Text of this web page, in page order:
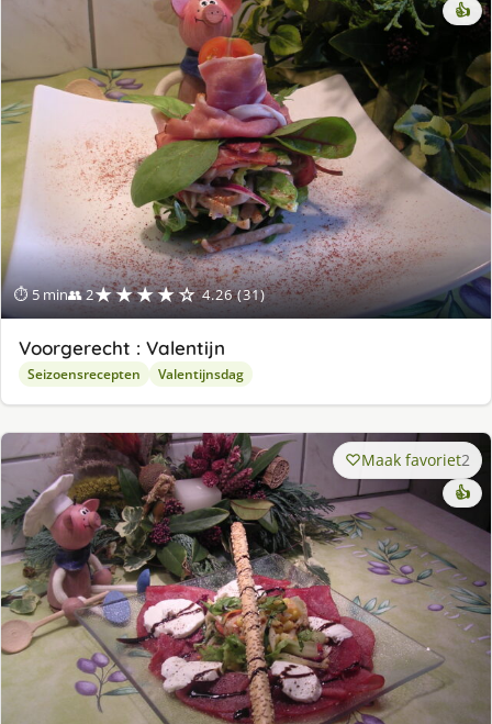
⏱ 5 min👥 2★★★★☆ 4.26 (31)
👍
Voorgerecht : Valentijn
Seizoensrecepten Valentijnsdag
Maak favoriet2
👍